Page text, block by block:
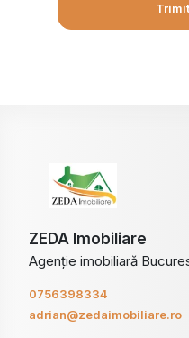
ZEDA Imobiliare
Agenție imobiliară
0756398334
adrian@zedaimobiliare.ro